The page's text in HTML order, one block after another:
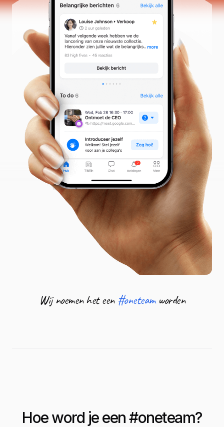
Wij noemen het een #oneteam worden
Hoe word je een #oneteam?